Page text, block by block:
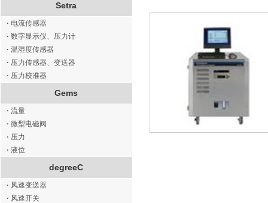
Setra
· 电流传感器
· 数字显示仪、压力计
· 温湿度传感器
· 压力传感器、变送器
· 压力校准器
Gems
· 流量
· 微型电磁阀
· 压力
· 液位
degreeC
· 风速变送器
· 风速开关